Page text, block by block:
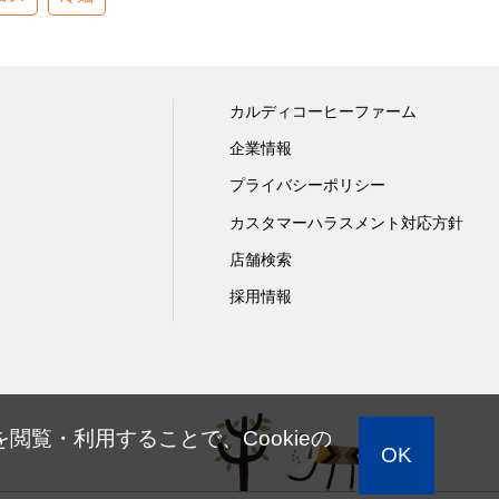
カルディコーヒーファーム
企業情報
プライバシーポリシー
カスタマーハラスメント対応方針
店舗検索
採用情報
覧・利用することで、Cookieの
OK